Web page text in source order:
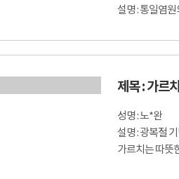
설명 : 통일염
제목 : 가르
성명 : 노*완
설명 : 광복절
가르치는 따뜻